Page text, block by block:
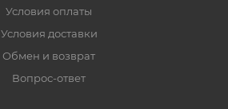
Условия оплаты
Условия доставки
Обмен и возврат
Вопрос-ответ